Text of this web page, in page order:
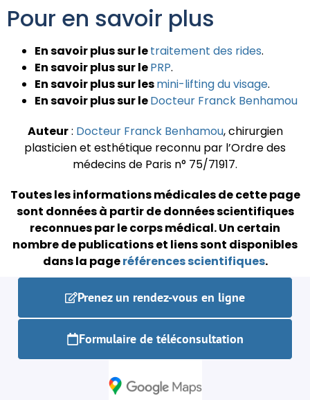
Pour en savoir plus
En savoir plus sur letraitement des rides.
En savoir plus sur lePRP.
En savoir plus sur lesmini-lifting du visage.
En savoir plus sur leDocteur Franck Benhamou
Auteur: Docteur Franck Benhamou, chirurgien
plasticien et esthétique reconnu par l’Ordre des
médecins de Paris n° 75/71917.
Toutes les informations médicales de cette page
sont données à partir de données scientifiques
reconnues par le corps médical.Un certain
nombre de publications et liens sont disponibles
dans la pageréférences scientifiques.
Prenez un rendez-vous en ligne
Formulaire de téléconsultation